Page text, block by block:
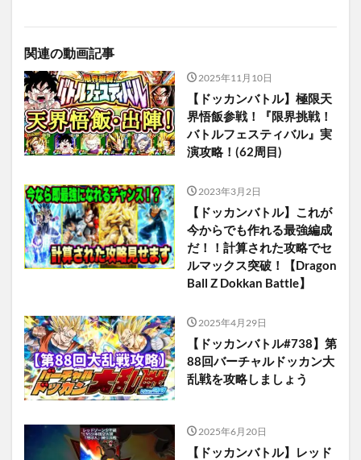
関連の動画記事
2025年11月10日
【ドッカンバトル】極限天
界悟飯参戦！『限界挑戦！
バトルフェスティバル』実
演攻略！(62周目)
2023年3月2日
【ドッカンバトル】これが
今からでも作れる最強編成
だ！！計算された攻略でセ
ルマックス突破！【Dragon
Ball Z Dokkan Battle】
2025年4月29日
【ドッカンバトル#738】第
88回バーチャルドッカン大
乱戦を攻略しましょう
2025年6月20日
【ドッカンバトル】レッド